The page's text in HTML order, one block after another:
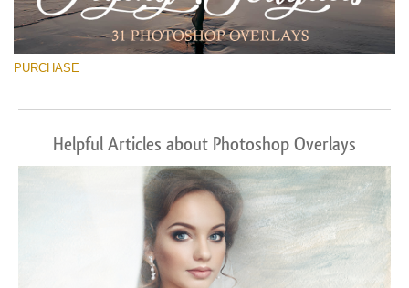
PURCHASE
Helpful Articles about Photoshop Overlays